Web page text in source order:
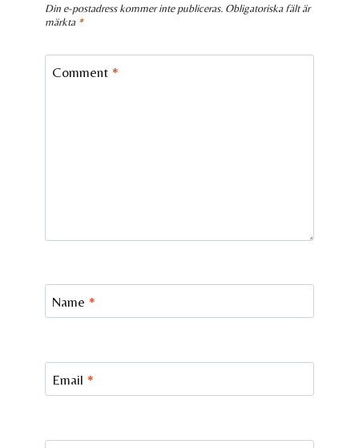
Din e-postadress kommer inte publiceras. Obligatoriska fält är
märkta *
Comment *
Name *
Email *